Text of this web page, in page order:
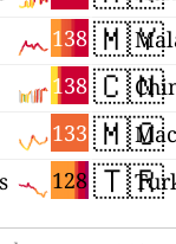
138
138
133
128
🇲🇾
🇨🇳
🇲🇴
🇹🇷